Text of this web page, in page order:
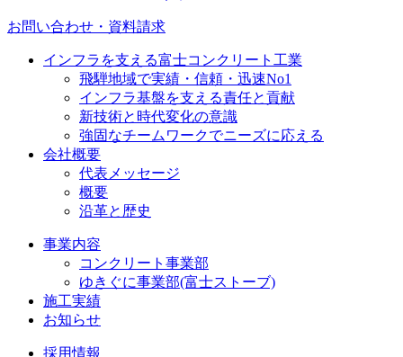
お問い合わせ・資料請求
インフラを支える富士コンクリート工業
飛騨地域で実績・信頼・迅速No1
インフラ基盤を支える責任と貢献
新技術と時代変化の意識
強固なチームワークでニーズに応える
会社概要
代表メッセージ
概要
沿革と歴史
事業内容
コンクリート事業部
ゆきぐに事業部(富士ストーブ)
施工実績
お知らせ
採用情報